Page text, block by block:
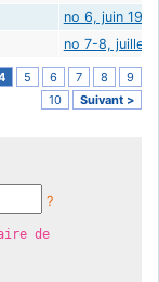
no 6, juin 1992
no 7-8, juillet-
5 6 7 8
9
10
Suivant >
?
de